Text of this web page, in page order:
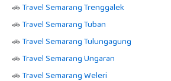
🚗Travel Semarang Trenggalek
🚗Travel Semarang Tuban
🚗Travel Semarang Tulungagung
🚗Travel Semarang Ungaran
🚗Travel Semarang Weleri